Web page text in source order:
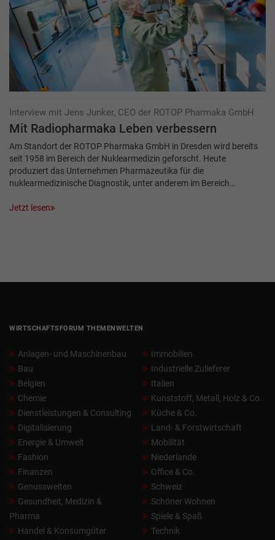
Interview mit Jens Junker, CEO der ROTOP Pharmaka GmbH
Mit Radiopharmaka Leben verbessern
Am Standort der ROTOP Pharmaka GmbH in Dresden wird bereits
seit 1958 im Bereich der Nuklearmedizin geforscht. Heute
produziert das Unternehmen Pharmazeutika für die
nuklearmedizinische Diagnostik, unter anderem im Bereich…
Jetzt lesen
WIRTSCHAFTSFORUM THEMENWELTEN
Anlagen- und Maschinenbau
Bau
Belgien
Chemie
Dienstleistungen & Consulting
Digitalisierung
Energie & Umwelt
Fashion
Finanzen
Genusswelten
Gesundheit, Medizin &
Pharma
Handel & Konsumgüter
Immobilien
Industrielle Zulieferer
Italien
Kunststoff, Metall, Holz & Co.
Küche & Co.
Land- & Forstwirtschaft
Mobilität
Niederlande
Office & Co.
Schweiz
Schöner Wohnen
Spiele & Spaß
Technik